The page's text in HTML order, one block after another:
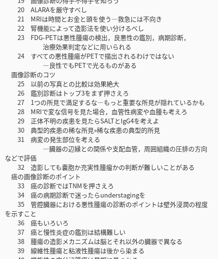
20 ALARAを厳守すべし
21 MRIは時間とお金と頭を使う―救急には不向き
22 腎機能によって造影法を使い分けるべし
23 FDG-PETは悪性腫瘍の検出，良悪性の鑑別，病期診断，
治療効果判定などに用いられる
24 すべての悪性腫瘍がPETで描出されるわけではない
―良性でもPETで光るものがある
画像診断のコツ
25 以前の写真との比較は効果絶大
26 鑑別診断はトップ3をまず押さえろ
27 1つの所見で満足するな―もっと重要な所見が隠れているかも
28 MRIで変な信号を見た場合，血管性病変や血腫も考えろ
29 正体不明の疾患を見たらSALTとIgG4を考えよ
30 典型的疾患の稀な所見»稀な疾患の典型的所見
31 病変の発生部位を考える
―臓器の辺縁との関係や支配血管，周囲組織の圧排の方向
などで評価
32 造影しても嚢胞か充実性腫瘤かの判断が難しいことがある
癌の画像診断のポイント
33 癌の診断ではTNMを押さえろ
34 癌の病期診断で迷ったらunderstagingを
35 管腔臓器における悪性腫瘍の診断のポイントは壁外浸潤の程度
を示すこと
36 癌もいろいろ
37 癌と慢性炎症の鑑別は結構難しい
38 腫瘍の造影メカニズムは脳とそれ以外の臓器で異なる
39 線維性腫瘍と粘液性腫瘍は後から染まる